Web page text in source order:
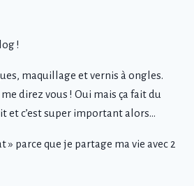
!
maquillage et vernis à ongles.
direz vous ! Oui mais ça fait du
et c’est super important alors…
» parce que je partage ma vie avec 2